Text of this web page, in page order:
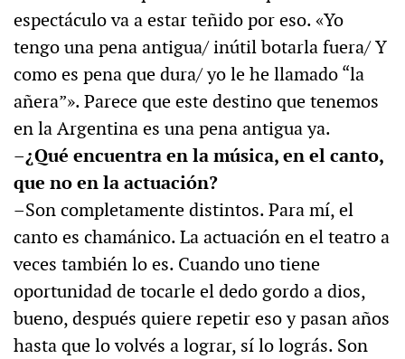
espectáculo va a estar teñido por eso. «Yo
tengo una pena antigua/ inútil botarla fuera/ Y
como es pena que dura/ yo le he llamado “la
añera”». Parece que este destino que tenemos
en la Argentina es una pena antigua ya.
–¿Qué encuentra en la música, en el canto,
que no en la actuación?
–Son completamente distintos. Para mí, el
canto es chamánico. La actuación en el teatro a
veces también lo es. Cuando uno tiene
oportunidad de tocarle el dedo gordo a dios,
bueno, después quiere repetir eso y pasan años
hasta que lo volvés a lograr, sí lo lográs. Son